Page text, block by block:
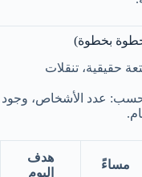
حقيقية، تنقلات
عدد الأشخاص، وجود
مساءً
هدف
اليوم